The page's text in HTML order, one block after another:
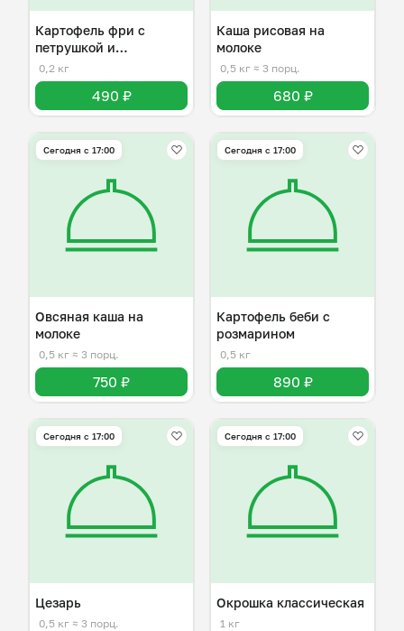
Картофель фри с
петрушкой и
пармезаном
0,2 кг
490 ₽
Каша рисовая на
молоке
0,5 кг ≈ 3 порц.
680 ₽
Сегодня с 17:00
Овсяная каша на
молоке
0,5 кг ≈ 3 порц.
750 ₽
Сегодня с 17:00
Картофель беби с
розмарином
0,5 кг
890 ₽
Сегодня с 17:00
Цезарь
0,5 кг ≈ 3 порц.
Сегодня с 17:00
Окрошка классическая
1 кг